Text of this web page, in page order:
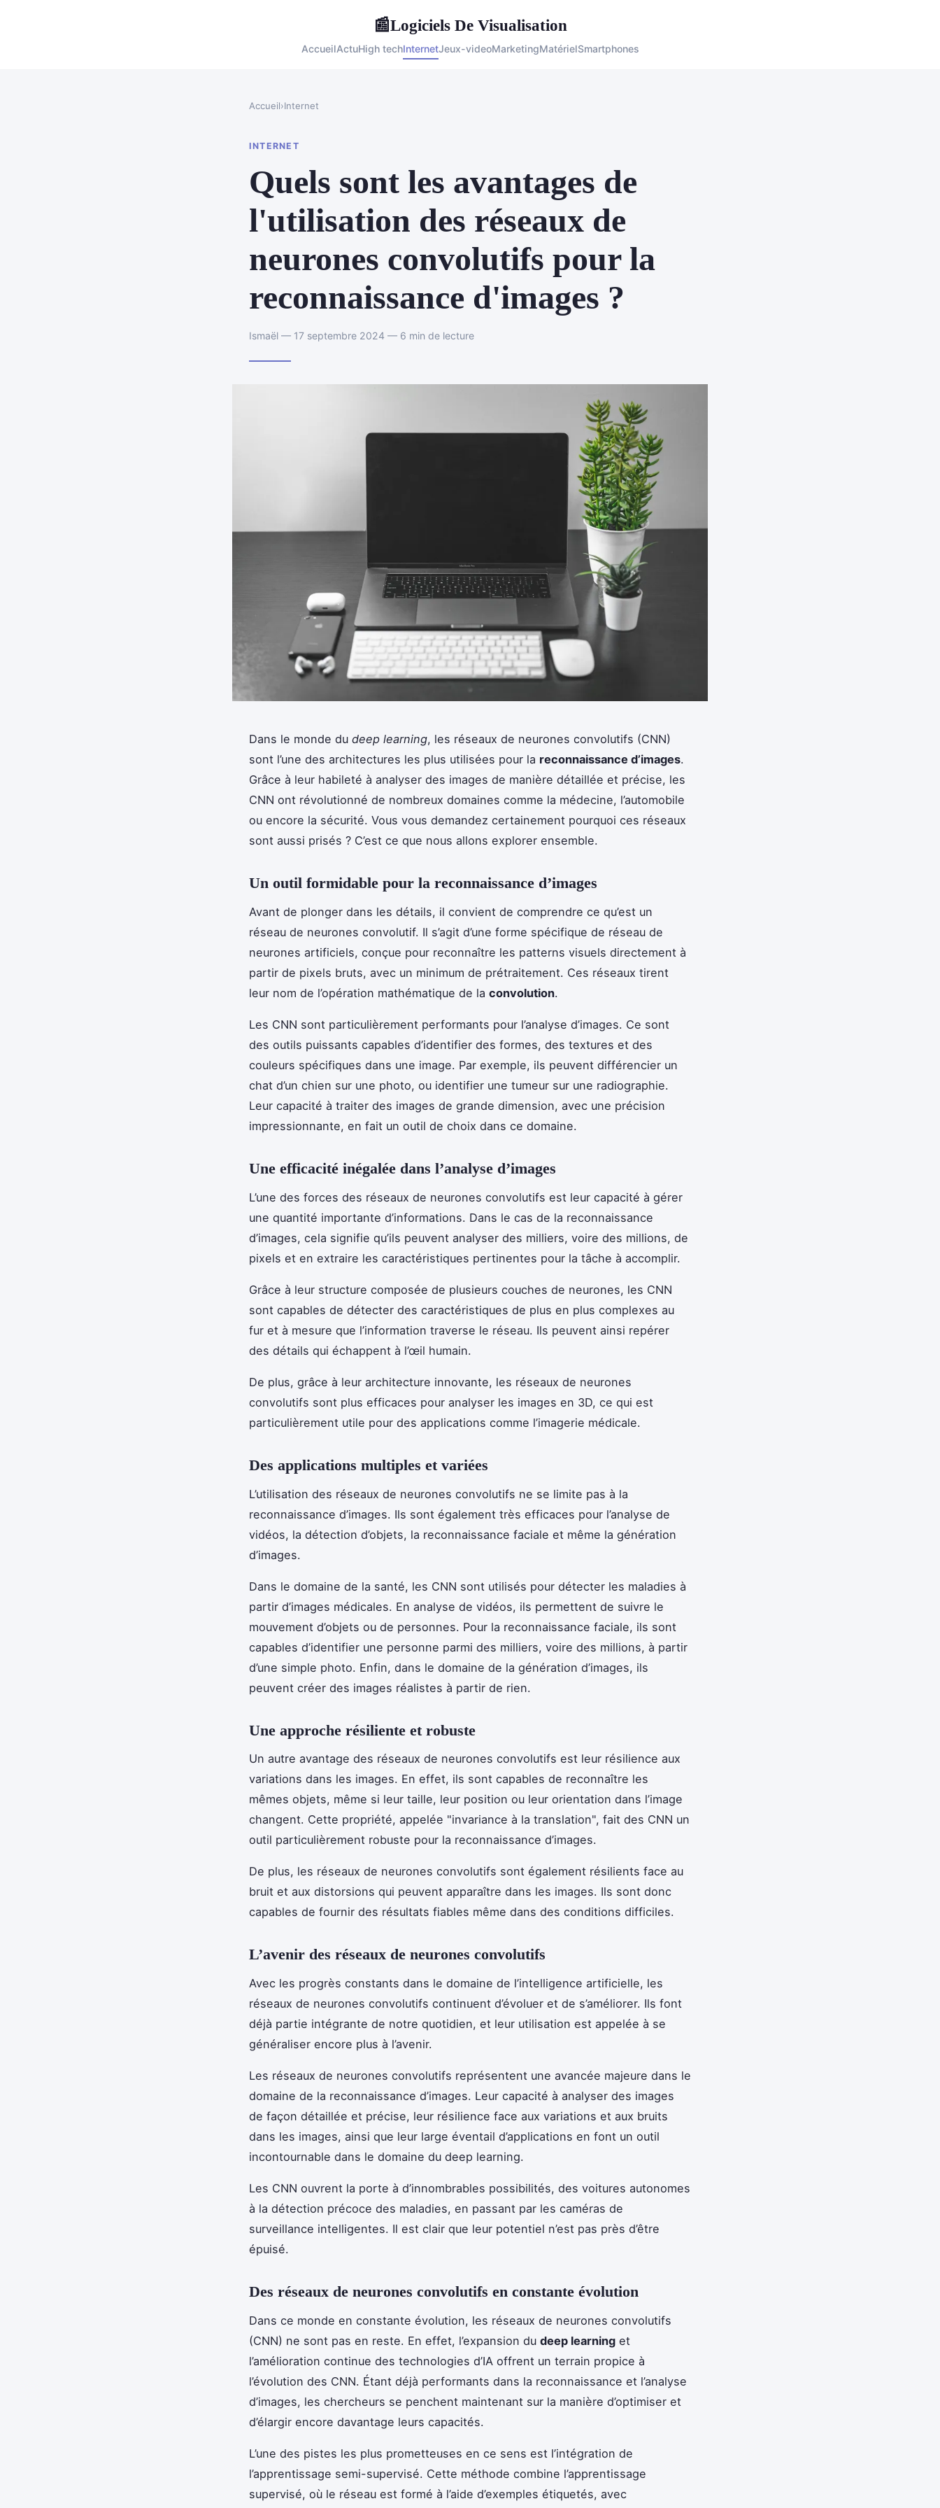
📰Logiciels De Visualisation
AccueilActuHigh techInternetJeux-videoMarketingMatérielSmartphones
Accueil›Internet
INTERNET
Quels sont les avantages de
l'utilisation des réseaux de
neurones convolutifs pour la
reconnaissance d'images ?
Ismaël — 17 septembre 2024 — 6 min de lecture
Dans le monde du deep learning, les réseaux de neurones convolutifs (CNN)
sont l’une des architectures les plus utilisées pour la reconnaissance d’images.
Grâce à leur habileté à analyser des images de manière détaillée et précise, les
CNN ont révolutionné de nombreux domaines comme la médecine, l’automobile
ou encore la sécurité. Vous vous demandez certainement pourquoi ces réseaux
sont aussi prisés ? C’est ce que nous allons explorer ensemble.
Un outil formidable pour la reconnaissance d’images
Avant de plonger dans les détails, il convient de comprendre ce qu’est un
réseau de neurones convolutif. Il s’agit d’une forme spécifique de réseau de
neurones artificiels, conçue pour reconnaître les patterns visuels directement à
partir de pixels bruts, avec un minimum de prétraitement. Ces réseaux tirent
leur nom de l’opération mathématique de la convolution.
Les CNN sont particulièrement performants pour l’analyse d’images. Ce sont
des outils puissants capables d’identifier des formes, des textures et des
couleurs spécifiques dans une image. Par exemple, ils peuvent différencier un
chat d’un chien sur une photo, ou identifier une tumeur sur une radiographie.
Leur capacité à traiter des images de grande dimension, avec une précision
impressionnante, en fait un outil de choix dans ce domaine.
Une efficacité inégalée dans l’analyse d’images
L’une des forces des réseaux de neurones convolutifs est leur capacité à gérer
une quantité importante d’informations. Dans le cas de la reconnaissance
d’images, cela signifie qu’ils peuvent analyser des milliers, voire des millions, de
pixels et en extraire les caractéristiques pertinentes pour la tâche à accomplir.
Grâce à leur structure composée de plusieurs couches de neurones, les CNN
sont capables de détecter des caractéristiques de plus en plus complexes au
fur et à mesure que l’information traverse le réseau. Ils peuvent ainsi repérer
des détails qui échappent à l’œil humain.
De plus, grâce à leur architecture innovante, les réseaux de neurones
convolutifs sont plus efficaces pour analyser les images en 3D, ce qui est
particulièrement utile pour des applications comme l’imagerie médicale.
Des applications multiples et variées
L’utilisation des réseaux de neurones convolutifs ne se limite pas à la
reconnaissance d’images. Ils sont également très efficaces pour l’analyse de
vidéos, la détection d’objets, la reconnaissance faciale et même la génération
d’images.
Dans le domaine de la santé, les CNN sont utilisés pour détecter les maladies à
partir d’images médicales. En analyse de vidéos, ils permettent de suivre le
mouvement d’objets ou de personnes. Pour la reconnaissance faciale, ils sont
capables d’identifier une personne parmi des milliers, voire des millions, à partir
d’une simple photo. Enfin, dans le domaine de la génération d’images, ils
peuvent créer des images réalistes à partir de rien.
Une approche résiliente et robuste
Un autre avantage des réseaux de neurones convolutifs est leur résilience aux
variations dans les images. En effet, ils sont capables de reconnaître les
mêmes objets, même si leur taille, leur position ou leur orientation dans l’image
changent. Cette propriété, appelée "invariance à la translation", fait des CNN un
outil particulièrement robuste pour la reconnaissance d’images.
De plus, les réseaux de neurones convolutifs sont également résilients face au
bruit et aux distorsions qui peuvent apparaître dans les images. Ils sont donc
capables de fournir des résultats fiables même dans des conditions difficiles.
L’avenir des réseaux de neurones convolutifs
Avec les progrès constants dans le domaine de l’intelligence artificielle, les
réseaux de neurones convolutifs continuent d’évoluer et de s’améliorer. Ils font
déjà partie intégrante de notre quotidien, et leur utilisation est appelée à se
généraliser encore plus à l’avenir.
Les réseaux de neurones convolutifs représentent une avancée majeure dans le
domaine de la reconnaissance d’images. Leur capacité à analyser des images
de façon détaillée et précise, leur résilience face aux variations et aux bruits
dans les images, ainsi que leur large éventail d’applications en font un outil
incontournable dans le domaine du deep learning.
Les CNN ouvrent la porte à d’innombrables possibilités, des voitures autonomes
à la détection précoce des maladies, en passant par les caméras de
surveillance intelligentes. Il est clair que leur potentiel n’est pas près d’être
épuisé.
Des réseaux de neurones convolutifs en constante évolution
Dans ce monde en constante évolution, les réseaux de neurones convolutifs
(CNN) ne sont pas en reste. En effet, l’expansion du deep learning et
l’amélioration continue des technologies d’IA offrent un terrain propice à
l’évolution des CNN. Étant déjà performants dans la reconnaissance et l’analyse
d’images, les chercheurs se penchent maintenant sur la manière d’optimiser et
d’élargir encore davantage leurs capacités.
L’une des pistes les plus prometteuses en ce sens est l’intégration de
l’apprentissage semi-supervisé. Cette méthode combine l’apprentissage
supervisé, où le réseau est formé à l’aide d’exemples étiquetés, avec